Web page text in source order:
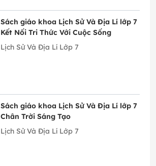
Sách giáo khoa Lịch Sử Và Địa Lí lớp 7
Kết Nối Tri Thức Với Cuộc Sống
Lịch Sử Và Địa Lí Lớp 7
Sách giáo khoa Lịch Sử Và Địa Lí lớp 7
Chân Trời Sáng Tạo
Lịch Sử Và Địa Lí Lớp 7